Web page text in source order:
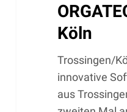
Köln
Trossingen/
innovative
aus